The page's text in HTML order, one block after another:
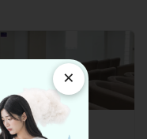
OPD
×